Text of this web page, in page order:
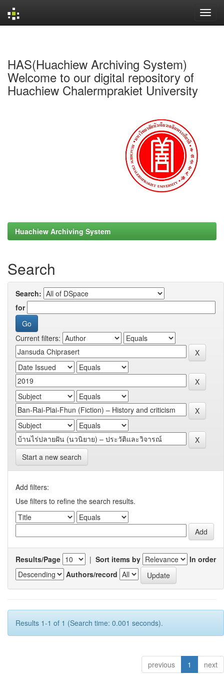
HAS(Huachiew Archiving System)
Welcome to our digital repository of
Huachiew Chalermprakiet University
Huachiew Archiving System
Search
Search:
for
Current filters:
Start a new search
Add filters:
Use filters to refine the search results.
Results/Page | Sort items by
In order
Authors/record
Results 1-1 of 1 (Search time: 0.001 seconds).
previous 1 next